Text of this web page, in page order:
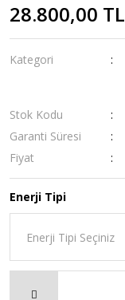
28.800,00 TL
Kategori
Stok Kodu
Garanti Süresi
Fiyat
Enerji Tipi